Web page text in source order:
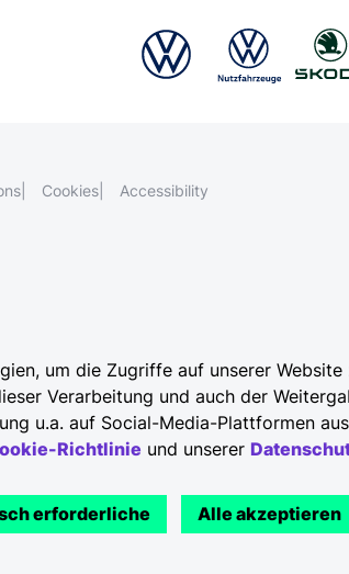
Cookies Accessibility
um die Zugriffe auf unserer
Verarbeitung und auch der
u.a. auf Social-Media-Plattformen
Richtlinie und unserer
erforderliche Alle akzeptieren